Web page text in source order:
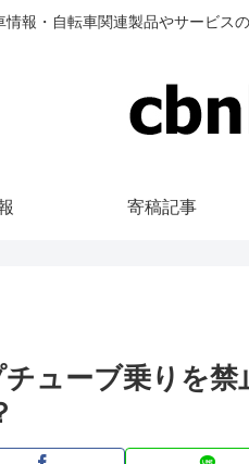
情報・自転車関連製品やサービス
寄稿記事
ューブ乗りを禁